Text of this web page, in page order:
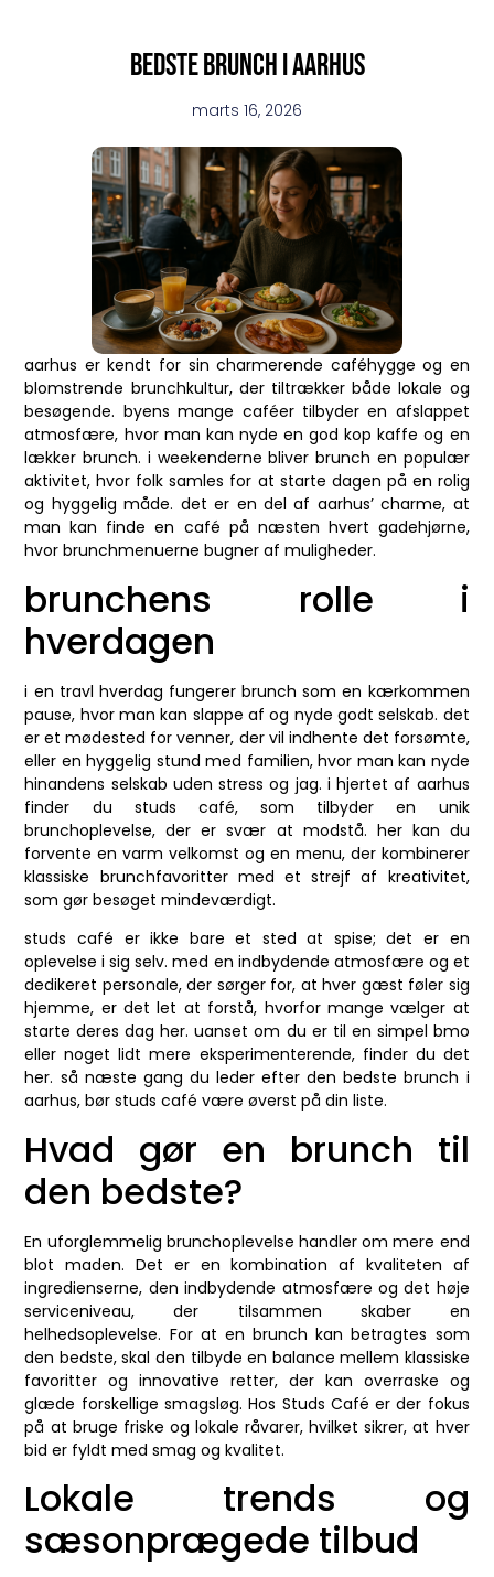
Bedste brunch i aarhus
marts 16, 2026
aarhus er kendt for sin charmerende caféhygge og en
blomstrende brunchkultur, der tiltrækker både lokale og
besøgende. byens mange caféer tilbyder en afslappet
atmosfære, hvor man kan nyde en god kop kaffe og en
lækker brunch. i weekenderne bliver brunch en populær
aktivitet, hvor folk samles for at starte dagen på en rolig
og hyggelig måde. det er en del af aarhus’ charme, at
man kan finde en café på næsten hvert gadehjørne,
hvor brunchmenuerne bugner af muligheder.
brunchens rolle i
hverdagen
i en travl hverdag fungerer brunch som en kærkommen
pause, hvor man kan slappe af og nyde godt selskab. det
er et mødested for venner, der vil indhente det forsømte,
eller en hyggelig stund med familien, hvor man kan nyde
hinandens selskab uden stress og jag. i hjertet af aarhus
finder du studs café, som tilbyder en unik
brunchoplevelse, der er svær at modstå. her kan du
forvente en varm velkomst og en menu, der kombinerer
klassiske brunchfavoritter med et strejf af kreativitet,
som gør besøget mindeværdigt.
studs café er ikke bare et sted at spise; det er en
oplevelse i sig selv. med en indbydende atmosfære og et
dedikeret personale, der sørger for, at hver gæst føler sig
hjemme, er det let at forstå, hvorfor mange vælger at
starte deres dag her. uanset om du er til en simpel bmo
eller noget lidt mere eksperimenterende, finder du det
her. så næste gang du leder efter den bedste brunch i
aarhus, bør studs café være øverst på din liste.
Hvad gør en brunch til
den bedste?
En uforglemmelig brunchoplevelse handler om mere end
blot maden. Det er en kombination af kvaliteten af
ingredienserne, den indbydende atmosfære og det høje
serviceniveau, der tilsammen skaber en
helhedsoplevelse. For at en brunch kan betragtes som
den bedste, skal den tilbyde en balance mellem klassiske
favoritter og innovative retter, der kan overraske og
glæde forskellige smagsløg. Hos Studs Café er der fokus
på at bruge friske og lokale råvarer, hvilket sikrer, at hver
bid er fyldt med smag og kvalitet.
Lokale trends og
sæsonprægede tilbud